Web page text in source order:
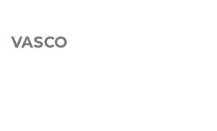
VASCO